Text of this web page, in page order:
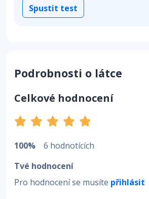
Spustit test
Podrobnosti o látce
Celkové hodnocení
100%
6 hodnotících
Tvé hodnocení
Pro hodnocení se musíte přihlásit